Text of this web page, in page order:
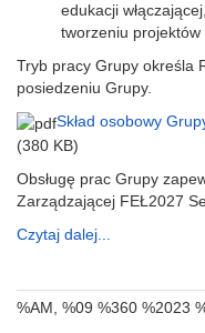
edukacji
tworzeniu projektów
Tryb pracy Grupy określa
posiedzeniu Grupy.
Skład osobowy
(380 KB)
Obsługę prac Grupy
Zarządzającej FEŁ2027
Czytaj dalej...
%AM, %09 %360 %2023